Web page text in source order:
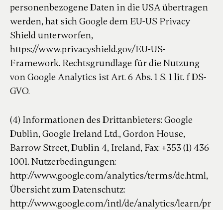
personenbezogene Daten in die USA übertragen
werden, hat sich Google dem EU-US Privacy
Shield unterworfen,
https://www.privacyshield.gov/EU-US-
Framework. Rechtsgrundlage für die Nutzung
von Google Analytics ist Art. 6 Abs. 1 S. 1 lit. f DS-
GVO.
(4) Informationen des Drittanbieters: Google
Dublin, Google Ireland Ltd., Gordon House,
Barrow Street, Dublin 4, Ireland, Fax: +353 (1) 436
1001. Nutzerbedingungen:
http://www.google.com/analytics/terms/de.html,
Übersicht zum Datenschutz:
http://www.google.com/intl/de/analytics/learn/pr